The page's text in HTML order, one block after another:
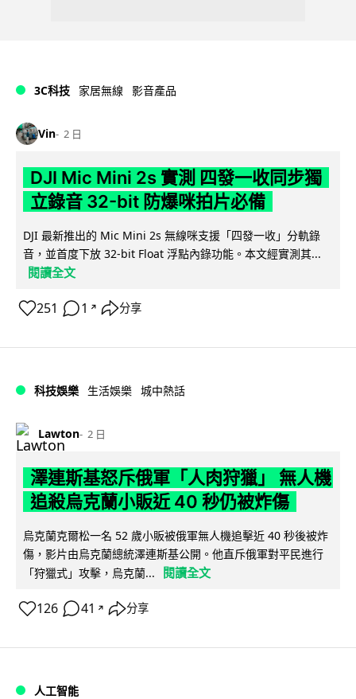
3C科技 家居無線 影音產品
Vin 2 日
DJI Mic Mini 2s 實測 四發一收同步獨
立錄音 32-bit 防爆咪拍片必備
DJI 最新推出的 Mic Mini 2s 無線咪支援「四發一收」分軌錄
音，並首度下放 32-bit Float 浮點內錄功能。本文經實測其...
閱讀全文
251 1 ↗ 分享
科技娛樂 生活娛樂 城中熱話
Lawton 2 日
澤連斯基怒斥俄軍「人肉狩獵」 無人機
追殺烏克蘭小販近 40 秒仍被炸傷
烏克蘭克爾松一名 52 歲小販被俄軍無人機追擊近 40 秒後被炸
傷，影片由烏克蘭總統澤連斯基公開。他直斥俄軍對平民進行
「狩獵式」攻擊，烏克蘭...
閱讀全文
126 41 ↗ 分享
人工智能